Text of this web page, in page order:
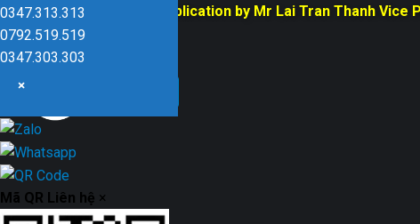
Responsible for Publication by Mr Lai Tran Thanh Vice
Dũng company
0347.313.313
0792.519.519
0347.303.303
×
Mã QR Liên hệ ×